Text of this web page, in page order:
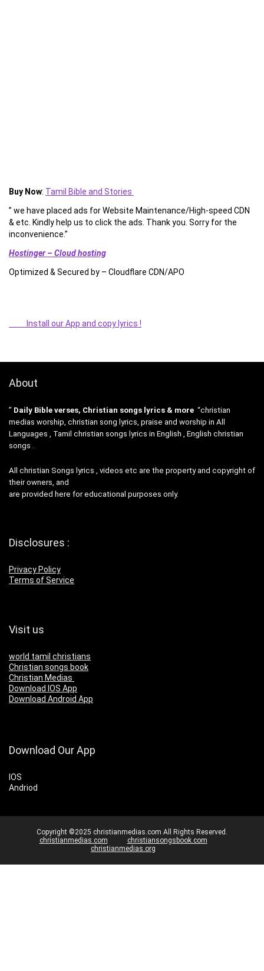
Buy Now: Tamil Bible and Stories
” we have placed ads for Website Maintenance/High-speed CDN
& etc. Kindly help us to click the ads. Thank you. Sorry for the
inconvenience.”
Hostinger – Cloud hosting
Optimized & Secured by – Cloudflare CDN/APO
Install our App and copy lyrics !
About
” Daily Bible verses, Christian songs lyrics & more “christian
medias worship, christian song lyrics, praise and worship in All
Languages , Tamil christian songs lyrics in English , English christian
songs .
All christian Songs lyrics , videos etc are the property and copyright of
their owners, and
are provided here for educational purposes only.
Disclosures :
Privacy Policy
Terms of Service
Visit us
world tamil christians
Christian songs book
Christian Medias
Download IOS App
Download Android App
Download Our App
IOS
Andriod
Copyright ©2025 christianmedias.com All Rights Reserved.
christianmedias.com
christiansongsbook.com
christianmedias.org